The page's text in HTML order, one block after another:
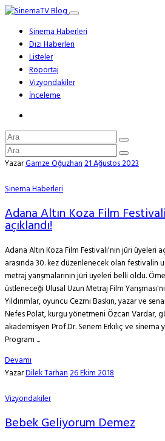
Sinema Haberleri
Dizi Haberleri
Listeler
Röportaj
Vizyondakiler
İnceleme
YazarGamze Oğuzhan21 Ağustos 2023
Sinema Haberleri
Adana Altın Koza Film
açıklandı!
Adana Altın Koza Film Festivali'nin jüri üyeleri
arasında 30. kez düzenlenecek olan festivalin
metraj yarışmalarının jüri üyeleri belli oldu.
üstleneceği Ulusal Uzun Metraj Film
Yıldırımlar, oyuncu Cezmi Baskın, yazar ve
Nefes Polat, kurgu yönetmeni Özcan Vardar,
akademisyen Prof.Dr. Senem Erkılıç ve sinema
Program ...
Devamı
YazarDilek Tarhan26 Ekim 2018
Vizyondakiler
Bebek Geliyorum Demez